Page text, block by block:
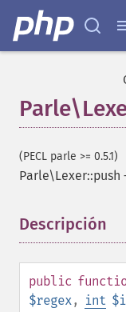
(PECL parle >= 0.5.1)
Parle\Lexer::push
Descripción
public
$regex, int